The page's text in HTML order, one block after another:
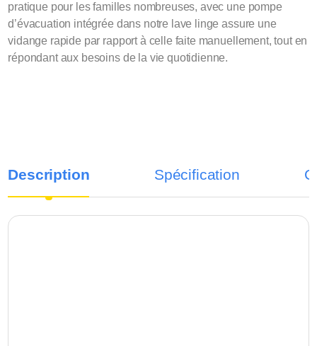
pratique pour les familles nombreuses, avec une pompe
d’évacuation intégrée dans notre lave linge assure une
vidange rapide par rapport à celle faite manuellement, tout en
répondant aux besoins de la vie quotidienne.
Description Spécification